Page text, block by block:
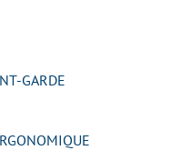
GARDE